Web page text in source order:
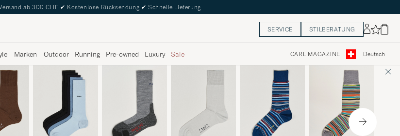
ab 300 CHF ✔ Kostenlose Rücksendung ✔ Schnelle Lieferung
SERVICE STILBERATUNG
Marken Outdoor Running Pre-owned Luxury Sale CARL MAGAZINE Deutsch